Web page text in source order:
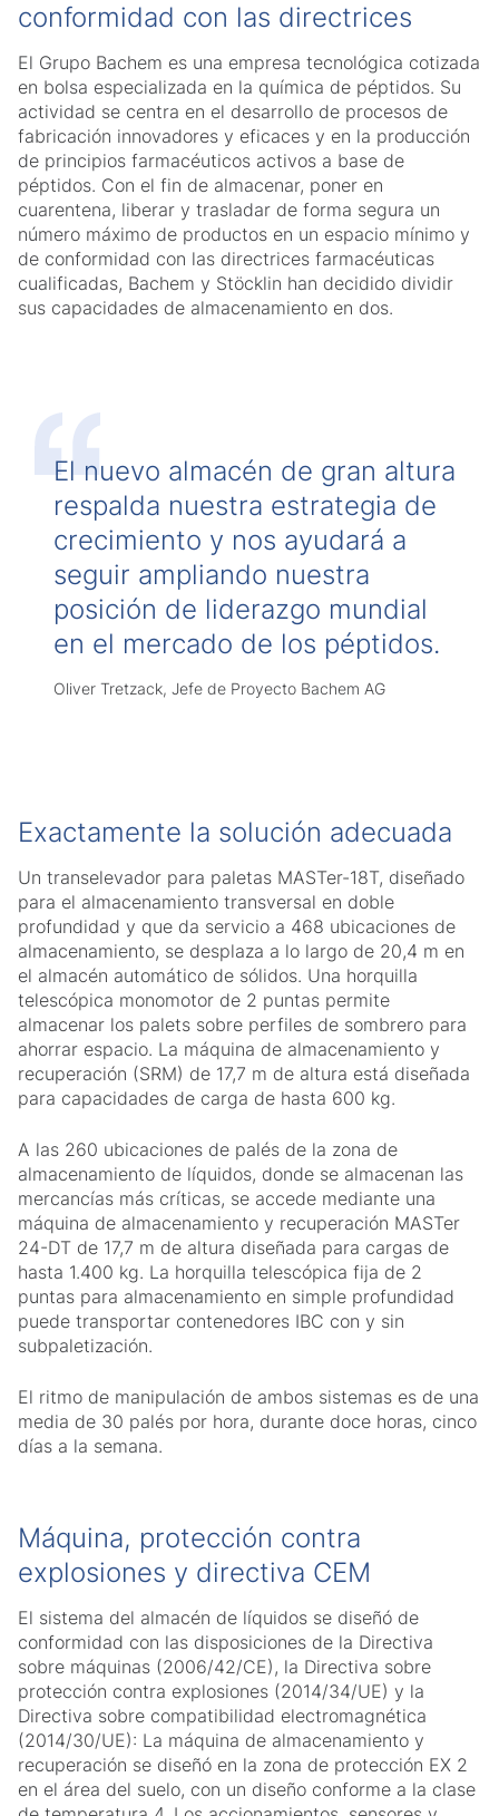
conformidad con las directrices
El Grupo Bachem es una empresa tecnológica cotizada
en bolsa especializada en la química de péptidos. Su
actividad se centra en el desarrollo de procesos de
fabricación innovadores y eficaces y en la producción
de principios farmacéuticos activos a base de
péptidos. Con el fin de almacenar, poner en
cuarentena, liberar y trasladar de forma segura un
número máximo de productos en un espacio mínimo y
de conformidad con las directrices farmacéuticas
cualificadas, Bachem y Stöcklin han decidido dividir
sus capacidades de almacenamiento en dos.
El nuevo almacén de gran altura
respalda nuestra estrategia de
crecimiento y nos ayudará a
seguir ampliando nuestra
posición de liderazgo mundial
en el mercado de los péptidos.
Oliver Tretzack, Jefe de Proyecto Bachem AG
Exactamente la solución adecuada
Un transelevador para paletas MASTer-18T, diseñado
para el almacenamiento transversal en doble
profundidad y que da servicio a 468 ubicaciones de
almacenamiento, se desplaza a lo largo de 20,4 m en
el almacén automático de sólidos. Una horquilla
telescópica monomotor de 2 puntas permite
almacenar los palets sobre perfiles de sombrero para
ahorrar espacio. La máquina de almacenamiento y
recuperación (SRM) de 17,7 m de altura está diseñada
para capacidades de carga de hasta 600 kg.
A las 260 ubicaciones de palés de la zona de
almacenamiento de líquidos, donde se almacenan las
mercancías más críticas, se accede mediante una
máquina de almacenamiento y recuperación MASTer
24-DT de 17,7 m de altura diseñada para cargas de
hasta 1.400 kg. La horquilla telescópica fija de 2
puntas para almacenamiento en simple profundidad
puede transportar contenedores IBC con y sin
subpaletización.
El ritmo de manipulación de ambos sistemas es de una
media de 30 palés por hora, durante doce horas, cinco
días a la semana.
Máquina, protección contra
explosiones y directiva CEM
El sistema del almacén de líquidos se diseñó de
conformidad con las disposiciones de la Directiva
sobre máquinas (2006/42/CE), la Directiva sobre
protección contra explosiones (2014/34/UE) y la
Directiva sobre compatibilidad electromagnética
(2014/30/UE): La máquina de almacenamiento y
recuperación se diseñó en la zona de protección EX 2
en el área del suelo, con un diseño conforme a la clase